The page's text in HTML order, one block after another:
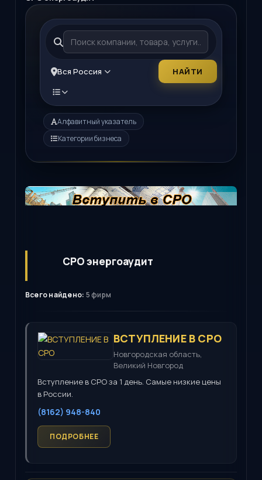
Вся Россия НАЙТИ
Алфавитный указатель
Категории бизнеса
СРО энергоаудит
Всего найдено: 5 фирм
ВСТУПЛЕНИЕ В СРО
Новгородская область,
Великий Новгород
Вступление в СРО за 1 день. Самые низкие цены
в России.
(8162) 948-840